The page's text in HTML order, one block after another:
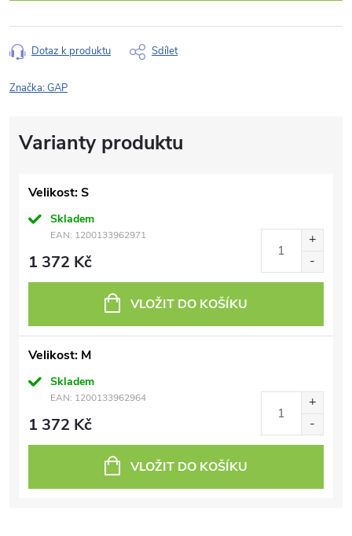
Dotaz k produktu Sdílet
Značka:GAP
Velikost: S
Skladem
EAN: 1200133962971
1 372 Kč
VLOŽIT DO KOŠÍKU
Velikost: M
Skladem
EAN: 1200133962964
1 372 Kč
VLOŽIT DO KOŠÍKU